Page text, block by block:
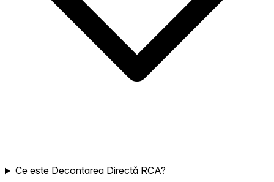
Ce este Decontarea Directă RCA?